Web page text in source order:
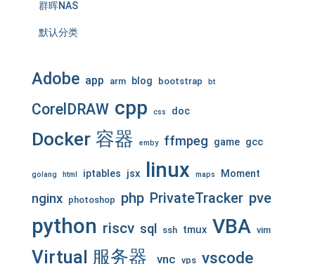
群晖NAS
默认分类
Adobe app arm blog bootstrap bt
CorelDRAW cpp css doc
Docker 容器 emby ffmpeg game gcc
golang html iptables jsx linux maps Moment
nginx photoshop php PrivateTracker pve
python riscv sql ssh tmux VBA vim
Virtual 服务器 vnc vps vscode